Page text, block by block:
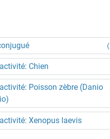
Chien
Poisson zèbre (Danio
Xenopus laevis